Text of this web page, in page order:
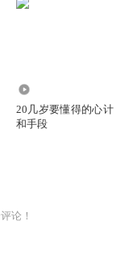
20几岁要懂得的心计
和手段
论！